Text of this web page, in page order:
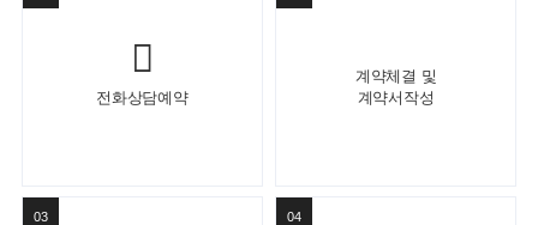
전화상담예약
계약체결 및
계약서작성
03 04